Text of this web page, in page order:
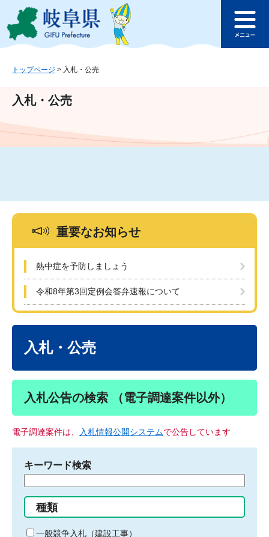
ジ
ュ
文
このページの本文へ
ュ
トップページ > 入札・公売
入札・公売
重要なお知らせ
熱中症を予防しましょう
令和8年第3回定例会答弁速報について
入札・公売
入札公告の検索 （電子調達案件以外）
電子調達案件は、 入札情報公開システムで公告しています
キーワード検索
る
キ
種類
一般競争入札（建設工事）